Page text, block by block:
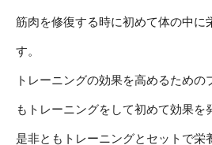
筋肉を修復する時に初めて体の中に
す。
トレーニングの効果を高めるため
もトレーニングをして初めて効果を
是非ともトレーニングとセットで栄